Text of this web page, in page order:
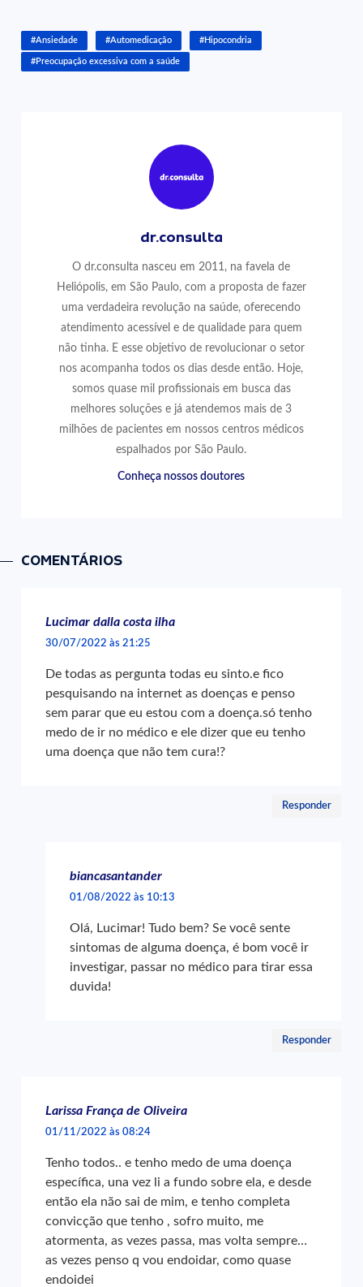
#Ansiedade #Automedicação #Hipocondria
#Preocupação excessiva com a saúde
dr.consulta
O dr.consulta nasceu em 2011, na favela de
Heliópolis, em São Paulo, com a proposta de fazer
uma verdadeira revolução na saúde, oferecendo
atendimento acessível e de qualidade para quem
não tinha. E esse objetivo de revolucionar o setor
nos acompanha todos os dias desde então. Hoje,
somos quase mil profissionais em busca das
melhores soluções e já atendemos mais de 3
milhões de pacientes em nossos centros médicos
espalhados por São Paulo.
Conheça nossos doutores
COMENTÁRIOS
Lucimar dalla costa ilha
30/07/2022 às 21:25
De todas as pergunta todas eu sinto.e fico
pesquisando na internet as doenças e penso
sem parar que eu estou com a doença.só tenho
medo de ir no médico e ele dizer que eu tenho
uma doença que não tem cura!?
Responder
biancasantander
01/08/2022 às 10:13
Olá, Lucimar! Tudo bem? Se você sente
sintomas de alguma doença, é bom você ir
investigar, passar no médico para tirar essa
duvida!
Responder
Larissa França de Oliveira
01/11/2022 às 08:24
Tenho todos.. e tenho medo de uma doença
específica, una vez li a fundo sobre ela, e desde
então ela não sai de mim, e tenho completa
convicção que tenho , sofro muito, me
atormenta, as vezes passa, mas volta sempre…
as vezes penso q vou endoidar, como quase
endoidei